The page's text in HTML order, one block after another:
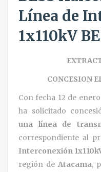
Línea de
1x110kV
CONCESION
Con fecha 12 de
ha solicitado
una línea de
correspondiente al
Interconexión
región de Atacama,